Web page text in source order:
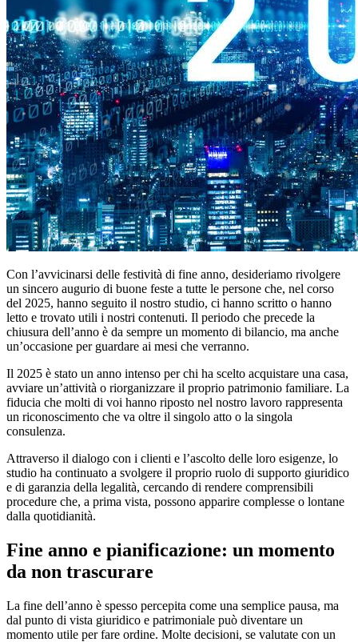
Con l’avvicinarsi delle festività di fine anno, desideriamo rivolgere
un sincero augurio di buone feste a tutte le persone che, nel corso
del 2025, hanno seguito il nostro studio, ci hanno scritto o hanno
letto e trovato utili i nostri contenuti. Il periodo che precede la
chiusura dell’anno è da sempre un momento di bilancio, ma anche
un’occasione per guardare ai mesi che verranno.
Il 2025 è stato un anno intenso per chi ha scelto acquistare una casa,
avviare un’attività o riorganizzare il proprio patrimonio familiare. La
fiducia che molti di voi hanno riposto nel nostro lavoro rappresenta
un riconoscimento che va oltre il singolo atto o la singola
consulenza.
Attraverso il dialogo con i clienti e l’ascolto delle loro esigenze, lo
studio ha continuato a svolgere il proprio ruolo di supporto giuridico
e di garanzia della legalità, cercando di rendere comprensibili
procedure che, a prima vista, possono apparire complesse o lontane
dalla quotidianità.
Fine anno e pianificazione: un momento
da non trascurare
La fine dell’anno è spesso percepita come una semplice pausa, ma
dal punto di vista giuridico e patrimoniale può diventare un
momento utile per fare ordine. Molte decisioni, se valutate con un